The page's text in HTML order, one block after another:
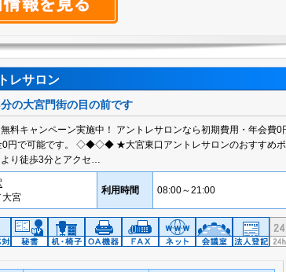
レサロン
の大宮門街の目の前です
キャンペーン実施中！ アントレサロンなら初期費用・年会費0
0円で可能です。 ◇◆◇◆ ★大宮東口アントレサロンのおすすめポ
り徒歩3分とアクセ…
大宮
利用時間 08:00～21:00